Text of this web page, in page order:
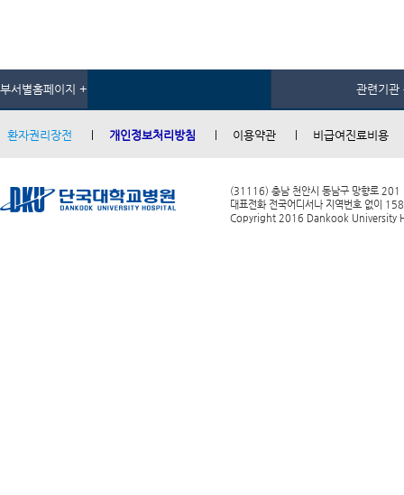
부서별홈페이지 + 관련기관
환자권리장전 개인정보처리방침 이용약관 비급여진료비용
(31116) 충남 천안시 동남구 망향로 201
대표전화 전국어디서나 지역번호 없이
Copyright 2016 Dankook University